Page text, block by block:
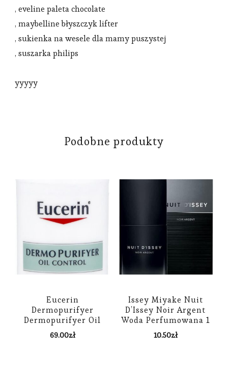
, eveline paleta chocolate
, maybelline błyszczyk lifter
, sukienka na wesele dla mamy puszystej
, suszarka philips
yyyyy
Podobne produkty
Eucerin
Dermopurifyer
Dermopurifyer Oil
Control Mattifying
Fluid Krem Matujący
69.00zł
Issey Miyake Nuit
D’Issey Noir Argent
Woda Perfumowana 1
Ml
10.50zł